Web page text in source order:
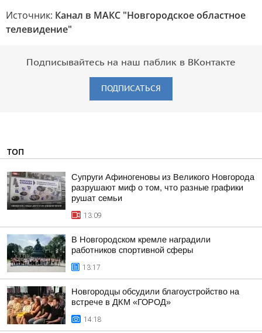
Источник: Канал в МАКС "Новгородское областное
телевидение"
Подписывайтесь на наш паблик в ВКонтакте
ПОДПИСАТЬСЯ
ТОП
Супруги Афиногеновы из Великого Новгорода
разрушают миф о том, что разные графики
рушат семьи
13:09
В Новгородском кремле наградили
работников спортивной сферы
13:17
Новгородцы обсудили благоустройство на
встрече в ДКМ «ГОРОД»
14:18